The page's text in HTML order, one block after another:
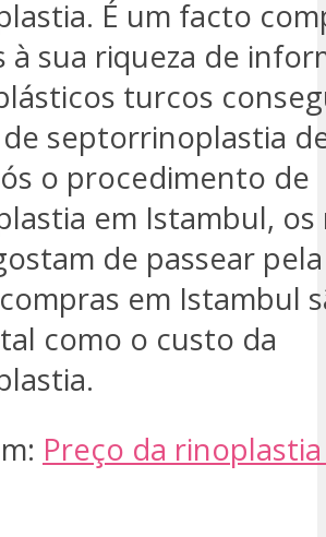
É um facto
à sua riqueza de
turcos
septorrinoplastia
o procedimento de
em Istambul, os
de passear
em Istambul
como o custo da
Preço da